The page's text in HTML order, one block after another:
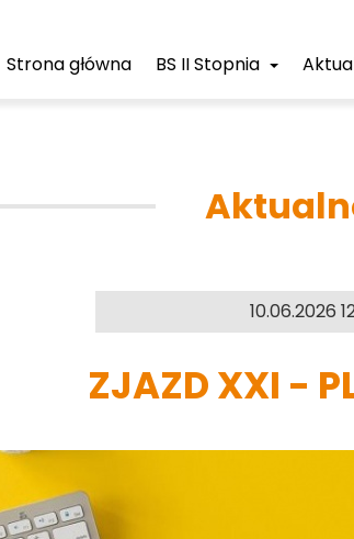
Strona główna BS II Stopnia
10.06.2026
ZJAZD XXI -